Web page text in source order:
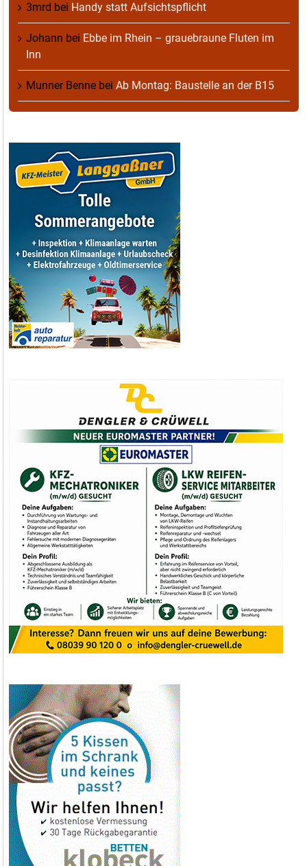
3mrd bei Handy statt Aufsichtspflicht
Johann bei Ebbe im Rhein – grauebraune Fluten im
Inn
Munner Benne bei Ab Montag: Baustelle an der B15